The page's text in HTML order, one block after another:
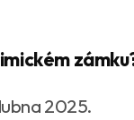
2025.